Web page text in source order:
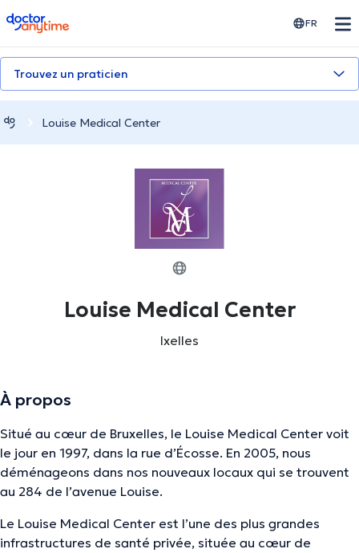
doctoranytime FR
Trouvez un praticien
Louise Medical Center
Louise Medical Center
Ixelles
À propos
Situé au cœur de Bruxelles, le Louise Medical Center voit
le jour en 1997, dans la rue d’Écosse. En 2005, nous
déménageons dans nos nouveaux locaux qui se trouvent
au 284 de l’avenue Louise.
Le Louise Medical Center est l’une des plus grandes
infrastructures de santé privée, située au cœur de